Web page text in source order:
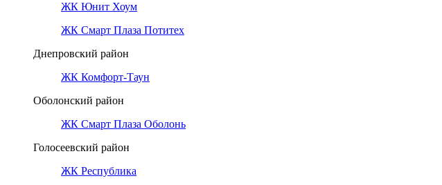
ЖК Юнит Хоум
ЖК Смарт Плаза Потитех
Днепровский район
ЖК Комфорт-Таун
Оболонский район
ЖК Смарт Плаза Оболонь
Голосеевский район
ЖК Республика